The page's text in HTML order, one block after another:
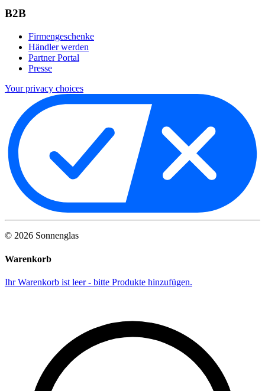
B2B
Firmengeschenke
Händler werden
Partner Portal
Presse
Your privacy choices
© 2026 Sonnenglas
Warenkorb
Ihr Warenkorb ist leer - bitte Produkte hinzufügen.